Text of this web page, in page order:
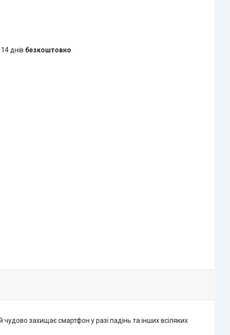
днів безкоштовно
захищає смартфон у разі падінь та інших всіляких